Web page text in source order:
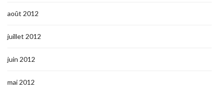
août 2012
juillet 2012
juin 2012
mai 2012